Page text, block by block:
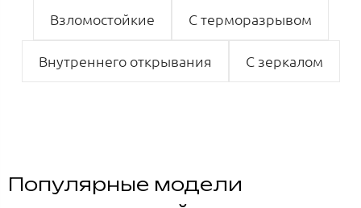
Взломостойкие С терморазрывом
Внутреннего открывания С зеркалом
Популярные модели